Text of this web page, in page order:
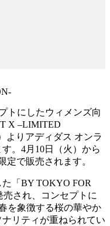
トにしたウィメンズ向
X –LIMITED
よりアディダス オンラ
。4月10日（火）から
定で販売されます。
「BY TOKYO FOR
され、コンセプトに
を象徴する桜の華やか
リティが重ねられてい